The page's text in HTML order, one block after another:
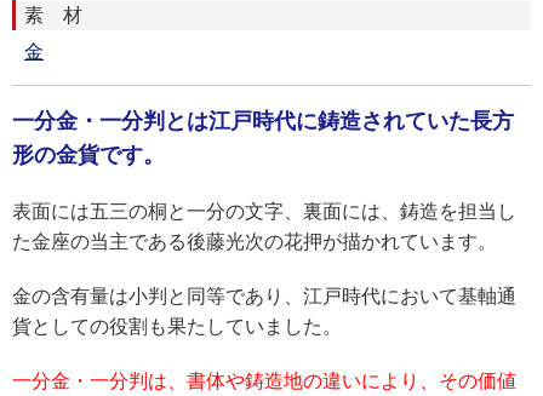
素 材
金
一分金・一分判とは江戸時代に鋳造されていた長方
形の金貨です。
表面には五三の桐と一分の文字、裏面には、鋳造を担当し
た金座の当主である後藤光次の花押が描かれています。
金の含有量は小判と同等であり、江戸時代において基軸通
貨としての役割も果たしていました。
一分金・一分判は、書体や鋳造地の違いにより、その価値